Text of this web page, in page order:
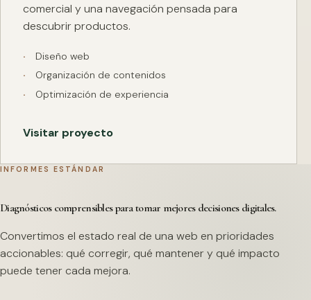
comercial y una navegación pensada para
descubrir productos.
Diseño web
Organización de contenidos
Optimización de experiencia
Visitar proyecto
INFORMES ESTÁNDAR
Diagnósticos comprensibles para tomar mejores decisiones digitales.
Convertimos el estado real de una web en prioridades
accionables: qué corregir, qué mantener y qué impacto
puede tener cada mejora.